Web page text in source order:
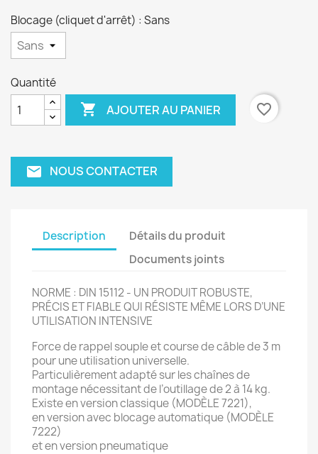
Blocage (cliquet d'arrêt) : Sans
Quantité
 AJOUTER AU PANIER favorite_border
email NOUS CONTACTER
Description
Détails du produit
Documents joints
NORME : DIN 15112 - UN PRODUIT ROBUSTE,
PRÉCIS ET FIABLE QUI RÉSISTE MÊME LORS D’UNE
UTILISATION INTENSIVE
Force de rappel souple et course de câble de 3 m
pour une utilisation universelle.
Particulièrement adapté sur les chaînes de
montage nécessitant de l’outillage de 2 à 14 kg.
Existe en version classique (MODÈLE 7221),
en version avec blocage automatique (MODÈLE
7222)
et en version pneumatique